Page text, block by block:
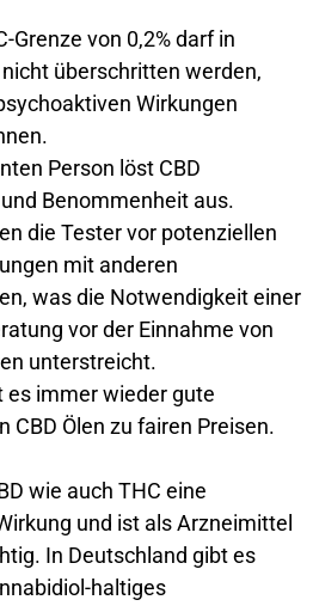
Grenze von 0,2% darf in
überschritten werden,
Wirkungen
Person löst CBD
Benommenheit aus.
die Tester vor potenziellen
mit anderen
was die Notwendigkeit einer
vor der Einnahme von
unterstreicht.
es immer wieder gute
CBD Ölen zu fairen Preisen.
wie auch THC eine
und ist als Arzneimittel
In Deutschland gibt es
haltiges